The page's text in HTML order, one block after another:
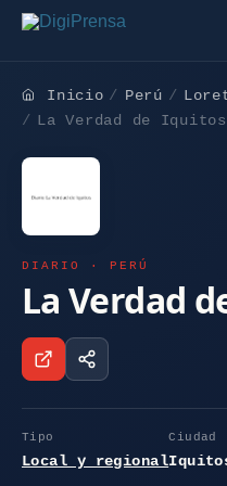
Inicio Perú
La Verdad de Iquitos
DIARIO · PERÚ
La Verdad
Tipo
Local y regional
Ciudad